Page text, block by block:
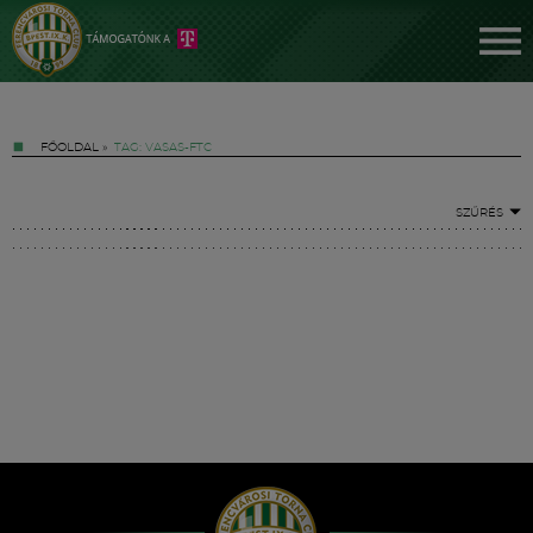
FŐOLDAL » TAG: VASAS-FTC
SZŰRÉS
Hírek